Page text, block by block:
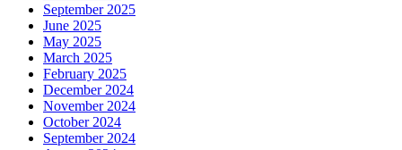
September 2025
June 2025
May 2025
March 2025
February 2025
December 2024
November 2024
October 2024
September 2024